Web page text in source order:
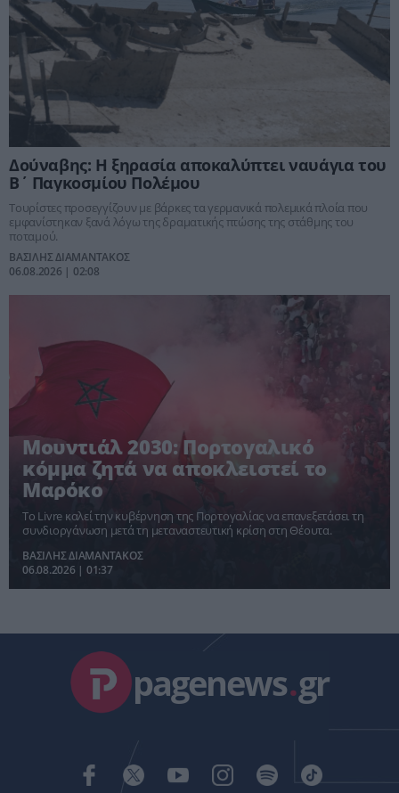
Δούναβης: Η ξηρασία αποκαλύπτει ναυάγια του
Β΄ Παγκοσμίου Πολέμου
Τουρίστες προσεγγίζουν με βάρκες τα γερμανικά πολεμικά πλοία που
εμφανίστηκαν ξανά λόγω της δραματικής πτώσης της στάθμης του
ποταμού.
ΒΑΣΙΛΗΣ ΔΙΑΜΑΝΤΑΚΟΣ
06.08.2026 | 02:08
Μουντιάλ 2030: Πορτογαλικό
κόμμα ζητά να αποκλειστεί το
Μαρόκο
Το Livre καλεί την κυβέρνηση της Πορτογαλίας να επανεξετάσει τη
συνδιοργάνωση μετά τη μεταναστευτική κρίση στη Θέουτα.
ΒΑΣΙΛΗΣ ΔΙΑΜΑΝΤΑΚΟΣ
06.08.2026 | 01:37
pagenews.gr